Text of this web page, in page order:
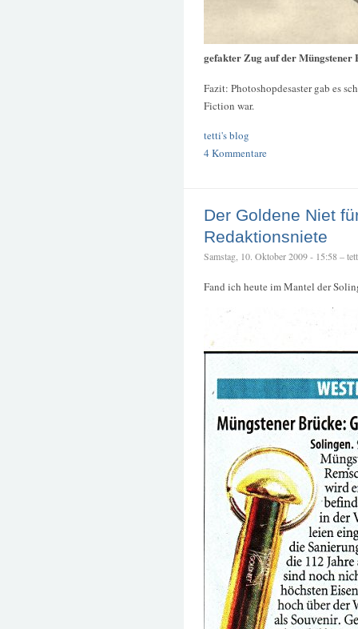
gefakter Zug auf der Müngstener
Fazit: Photoshopdesaster gab es
Fiction war.
tetti's blog
4 Kommentare
Der Goldene Niet
Redaktionsniete
Samstag, 10. Oktober 2009 - 15:58 –
Fand ich heute im Mantel der